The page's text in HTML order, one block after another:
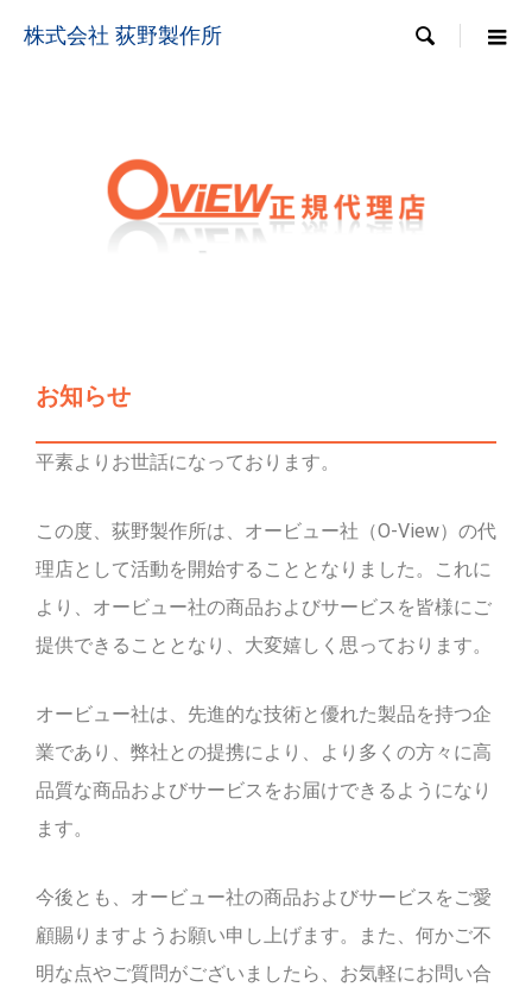
株式会社 荻野製作所 
お知らせ
平素よりお世話になっております。
この度、荻野製作所は、オービュー社（O-View）の代
理店として活動を開始することとなりました。これに
より、オービュー社の商品およびサービスを皆様にご
提供できることとなり、大変嬉しく思っております。
オービュー社は、先進的な技術と優れた製品を持つ企
業であり、弊社との提携により、より多くの方々に高
品質な商品およびサービスをお届けできるようになり
ます。
今後とも、オービュー社の商品およびサービスをご愛
顧賜りますようお願い申し上げます。また、何かご不
明な点やご質問がございましたら、お気軽にお問い合